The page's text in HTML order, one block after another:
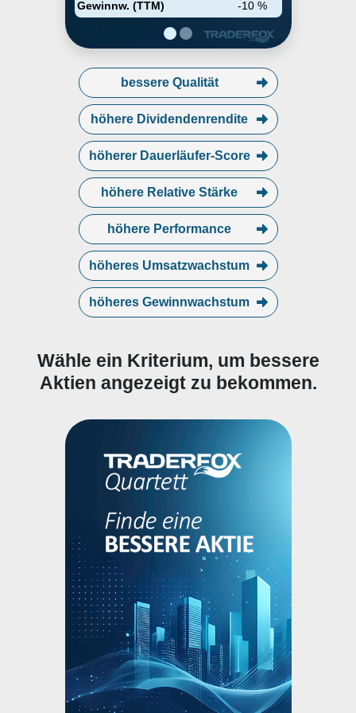
Gewinnw. (TTM)
-10 %
bessere Qualität
höhere Dividendenrendite
höherer Dauerläufer-Score
höhere Relative Stärke
höhere Performance
höheres Umsatzwachstum
höheres Gewinnwachstum
Wähle ein Kriterium, um bessere
Aktien angezeigt zu bekommen.